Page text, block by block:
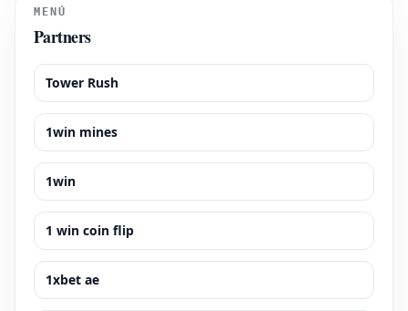
MENÚ
Partners
Tower Rush
1win mines
1win
1 win coin flip
1xbet ae